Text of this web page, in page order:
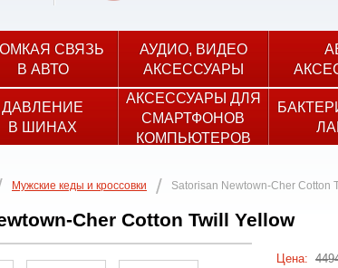
СВЯЗЬ
В АВТО
АУДИО, ВИДЕО
АКСЕССУАРЫ
ДАВЛЕНИЕ
В ШИНАХ
АКСЕССУАРЫ ДЛЯ
СМАРТФОНОВ
КОМПЬЮТЕРОВ
Мужские кеды и кроссовки Satorisan Newtown-Cher Cotton
Cher Cotton Twill Yellow
Цена: